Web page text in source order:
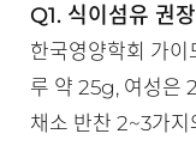
Q1. 식이섬유 권
한국영양학회 가
루 약 25g, 여성은
채소 반찬 2~3가지